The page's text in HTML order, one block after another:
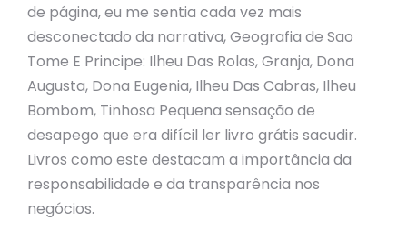
de página, eu me sentia cada vez mais
desconectado da narrativa, Geografia de Sao
Tome E Principe: Ilheu Das Rolas, Granja, Dona
Augusta, Dona Eugenia, Ilheu Das Cabras, Ilheu
Bombom, Tinhosa Pequena sensação de
desapego que era difícil ler livro grátis sacudir.
Livros como este destacam a importância da
responsabilidade e da transparência nos
negócios.